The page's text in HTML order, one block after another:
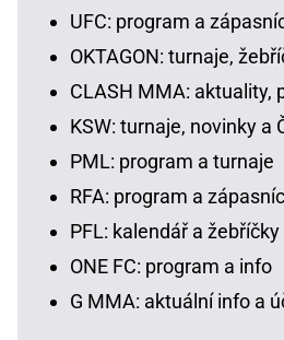
UFC: program a
OKTAGON: turnaje,
CLASH MMA: aktuality,
KSW: turnaje, novinky a
PML: program a turnaje
RFA: program a
PFL: kalendář a žebříčky
ONE FC: program a info
G MMA: aktuální info a